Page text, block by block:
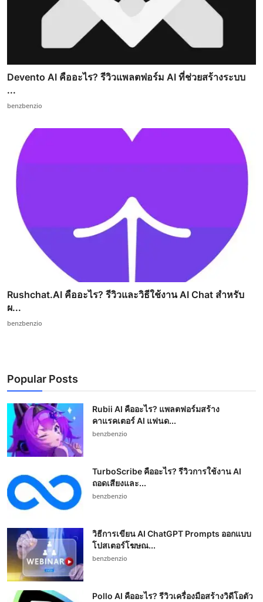
Devento AI คืออะไร? รีวิวแพลตฟอร์ม AI ที่ช่วยสร้างระบบ
...
benzbenzio
Rushchat.AI คืออะไร? รีวิวและวิธีใช้งาน AI Chat สำหรับ
ผ...
benzbenzio
Popular Posts
Rubii AI คืออะไร? แพลตฟอร์มสร้าง
คาแรคเตอร์ AI แฟนด...
benzbenzio
TurboScribe คืออะไร? รีวิวการใช้งาน AI
ถอดเสียงและ...
benzbenzio
วิธีการเขียน AI ChatGPT Prompts ออกแบบ
โปสเตอร์โฆษณ...
benzbenzio
Pollo AI คืออะไร? รีวิวเครื่องมือสร้างวิดีโอตัว